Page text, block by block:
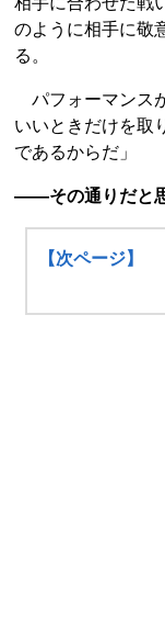
のように相手に敬
る。
パフォーマンス
いいときだけを取
であるからだ」
――その通りだと思
【次ページ】